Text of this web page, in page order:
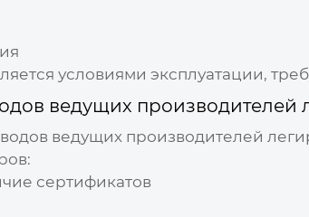
условиями эксплуатации,
ведущих производителей
ведущих производителей
сертификатов